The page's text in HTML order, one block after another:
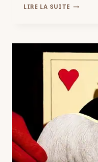
LIRE LA SUITE P’TIT
LES
3
DIVADLO